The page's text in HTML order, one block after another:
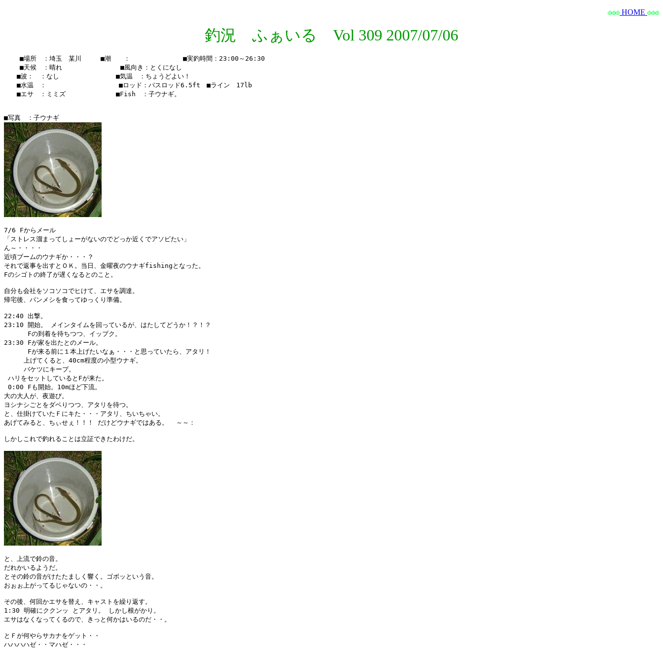
HOME
釣況 ふぁいる Vol 309 2007/07/06
    ■場所　：埼玉　某川　　　■潮　　：　　  　　　　　■実釣時間：23:00～26:30
    ■天候　：晴れ　　　 　    　　■風向き：とくになし
■波：　：なし　　　　　　   　■気温　：ちょうどよい！
■水温　：    　　　　　  　 　■ロッド：バスロッド6.5ft　■ライン　17lb
■エサ　：ミミズ　　　　　　   ■Fish　：子ウナギ。
7/6 Fからメール
「ストレス溜まってしょーがないのでどっか近くでアソビたい」
ん～・・・・
近頃ブームのウナギか・・・？
それで返事を出すとＯＫ。当日、金曜夜のウナギfishingとなった。
Fのシゴトの終了が遅くなるとのこと。
自分も会社をソコソコでヒけて、エサを調達。
帰宅後、バンメシを食ってゆっくり準備。
22:40 出撃。
23:10 開始。 メインタイムを回っているが、はたしてどうか！？！？
      Fの到着を待ちつつ、イップク。
23:30 Fが家を出たとのメール。
      Fが来る前に１本上げたいなぁ・・・と思っていたら、アタリ！
     上げてくると、40cm程度の小型ウナギ。
     バケツにキープ。
ハリをセットしているとFが来た。
0:00 Fも開始。10mほど下流。
大の大人が、夜遊び。
ヨシナシごとをダベりつつ、アタリを待つ。
と、仕掛けていたＦにキた・・・アタリ、ちいちゃい。
あげてみると、ちぃせぇ！！！ だけどウナギではある。  ～～：
しかしこれで釣れることは立証できたわけだ。
と、上流で鈴の音。
だれかいるようだ。
とその鈴の音がけたたましく響く。ゴボッという音。
おぉぉ上がってるじゃないの・・。
その後、何回かエサを替え、キャストを繰り返す。
1:30 明確にククンッ とアタリ。 しかし根がかり。
エサはなくなってくるので、きっと何かはいるのだ・・。
とＦが何やらサカナをゲット・・
ハハハハゼ・・マハゼ・・・